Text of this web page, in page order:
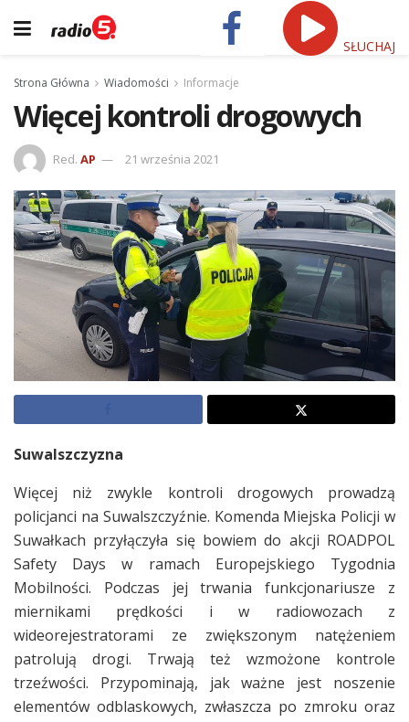
SŁUCHAJ
Strona Główna Wiadomości Informacje
Więcej kontroli drogowych
Red. AP 21 września 2021
Suwalszczyzna
Więcej niż zwykle kontroli drogowych prowadzą
policjanci na Suwalszczyźnie. Komenda Miejska Policji w
Suwałkach przyłączyła się bowiem do akcji ROADPOL
Safety Days w ramach Europejskiego Tygodnia
Mobilności. Podczas jej trwania funkcjonariusze z
miernikami prędkości i w radiowozach z
wideorejestratorami ze zwiększonym natężeniem
patrolują drogi. Trwają też wzmożone kontrole
trzeźwości. Przypominają, jak ważne jest noszenie
elementów odblaskowych, zwłaszcza po zmroku oraz